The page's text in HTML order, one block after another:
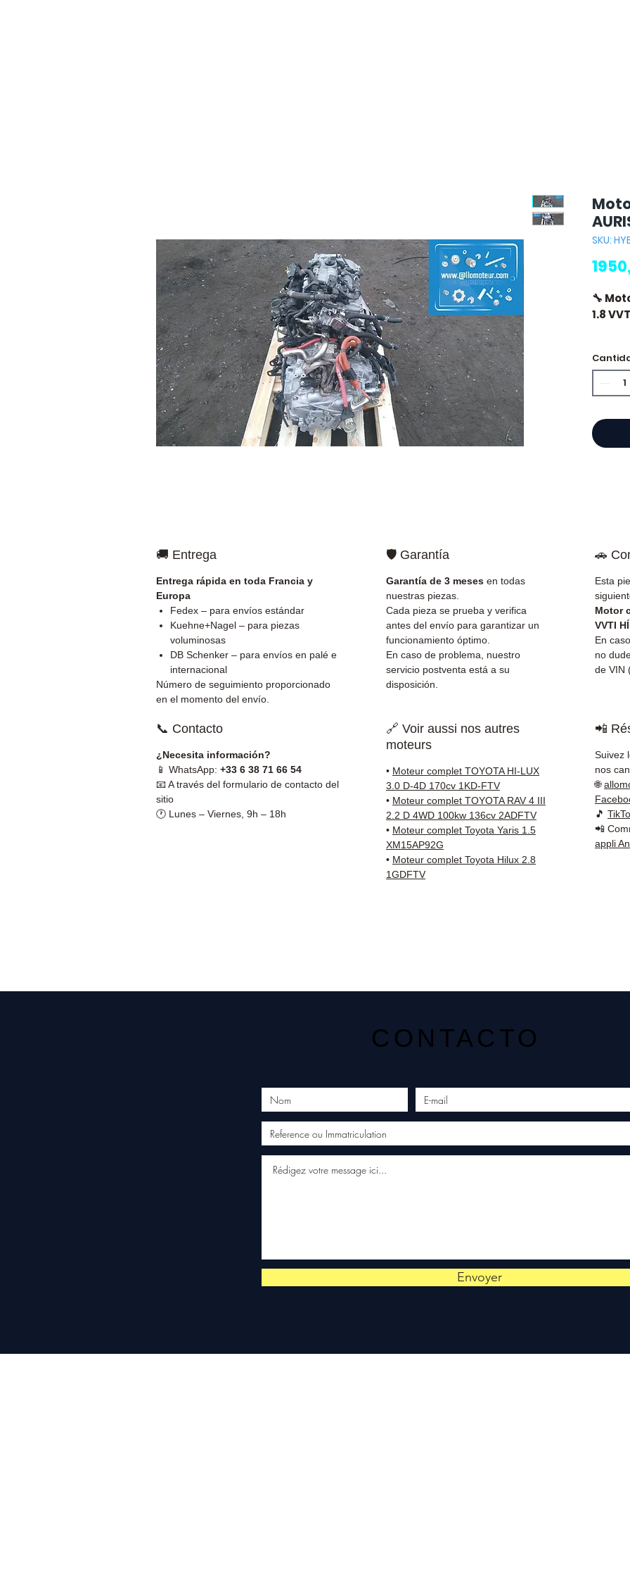
SKU:
🔧
1.8
⭐
cajas
✅
✅
✅
✅
🚚 Entrega
Entrega rápida en toda Francia y
Europa
Fedex – para envíos estándar
Kuehne+Nagel – para piezas
voluminosas
DB Schenker – para envíos en palé e
internacional
Número de seguimiento proporcionado
en el momento del envío.
🛡️ Garantía
Garantía de 3 meses en todas
nuestras piezas.
Cada pieza se prueba y verifica
antes del envío para garantizar un
funcionamiento óptimo.
En caso de problema, nuestro
servicio postventa está a su
disposición.
🚗
Esta
Motor
VVTI
En
no
de VIN
📞 Contacto
¿Necesita información?
📱 WhatsApp: +33 6 38 71 66 54
📧 A través del formulario de contacto del
sitio
🕐 Lunes – Viernes, 9h – 18h
🔗 Voir aussi nos autres
moteurs
• Moteur complet TOYOTA HI-LUX
3.0 D-4D 170cv 1KD-FTV
• Moteur complet TOYOTA RAV 4 III
2.2 D 4WD 100kw 136cv 2ADFTV
• Moteur complet Toyota Yaris 1.5
XM15AP92G
• Moteur complet Toyota Hilux 2.8
1GDFTV
📲
Suivez
nos
🌐
🎵
📲
appli
CONTACTO
Envoyer